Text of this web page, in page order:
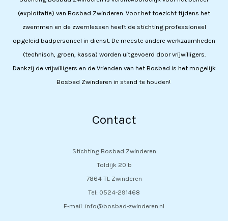
(exploitatie) van Bosbad Zwinderen. Voor het toezicht tijdens het
zwemmen en de zwemlessen heeft de stichting professioneel
opgeleid badpersoneel in dienst. De meeste andere werkzaamheden
(technisch, groen, kassa) worden uitgevoerd door vrijwilligers.
Dankzij de vrijwilligers en de Vrienden van het Bosbad is het mogelijk
Bosbad Zwinderen in stand te houden!
Contact
Stichting Bosbad Zwinderen
Toldijk 20 b
7864 TL Zwinderen
Tel: 0524-291468
E-mail: info@bosbad-zwinderen.nl